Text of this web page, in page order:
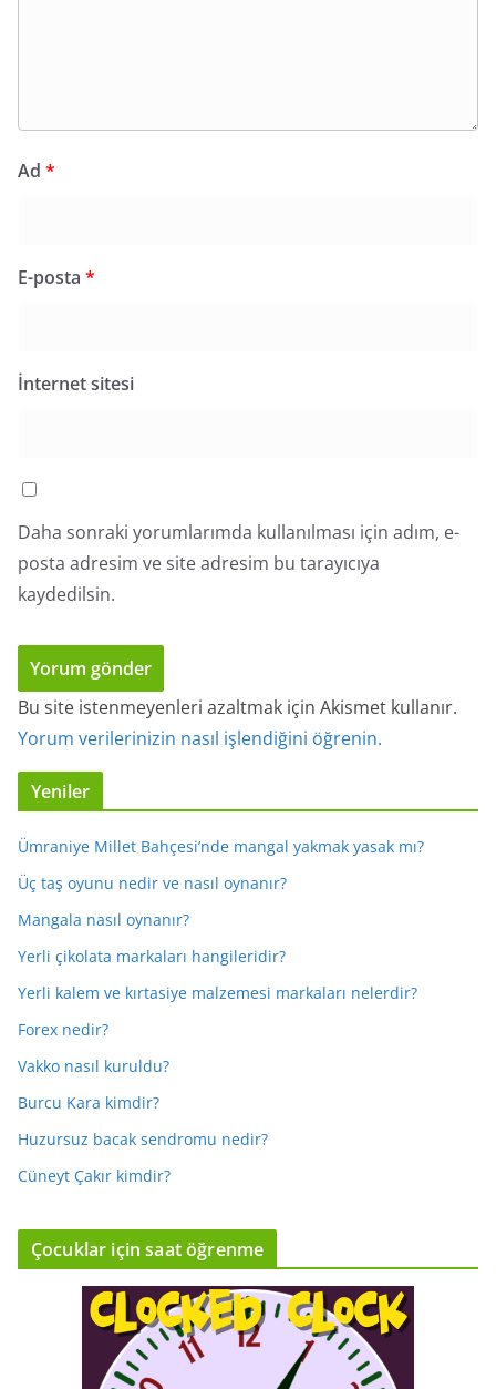
Ad *
E-posta *
İnternet sitesi
Daha sonraki yorumlarımda kullanılması için adım, e-
posta adresim ve site adresim bu tarayıcıya
kaydedilsin.
Bu site istenmeyenleri azaltmak için Akismet kullanır.
Yorum verilerinizin nasıl işlendiğini öğrenin.
Yeniler
Ümraniye Millet Bahçesi’nde mangal yakmak yasak mı?
Üç taş oyunu nedir ve nasıl oynanır?
Mangala nasıl oynanır?
Yerli çikolata markaları hangileridir?
Yerli kalem ve kırtasiye malzemesi markaları nelerdir?
Forex nedir?
Vakko nasıl kuruldu?
Burcu Kara kimdir?
Huzursuz bacak sendromu nedir?
Cüneyt Çakır kimdir?
Çocuklar için saat öğrenme